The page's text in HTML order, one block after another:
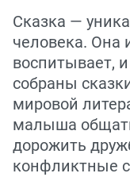
Сказка —
человека. Она
воспитывает,
собраны
мировой
малыша
дорожить
конфликтные